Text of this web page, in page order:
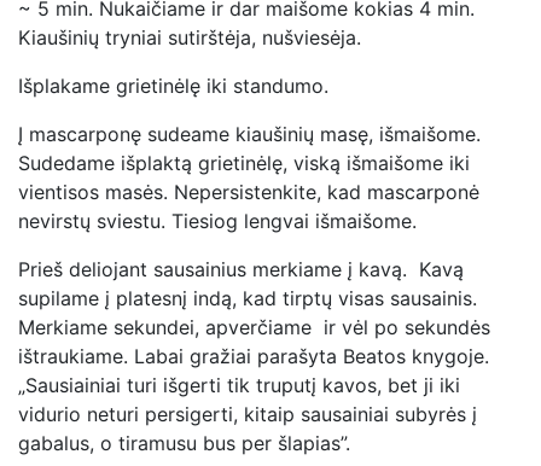
~ 5 min. Nukaičiame ir dar maišome kokias 4 min.
Kiaušinių tryniai sutirštėja, nušviesėja.
Išplakame grietinėlę iki standumo.
Į mascarponę sudeame kiaušinių masę, išmaišome.
Sudedame išplaktą grietinėlę, viską išmaišome iki
vientisos masės. Nepersistenkite, kad mascarponė
nevirstų sviestu. Tiesiog lengvai išmaišome.
Prieš deliojant sausainius merkiame į kavą. Kavą
supilame į platesnį indą, kad tirptų visas sausainis.
Merkiame sekundei, apverčiame ir vėl po sekundės
ištraukiame. Labai gražiai parašyta Beatos knygoje.
„Sausiainiai turi išgerti tik truputį kavos, bet ji iki
vidurio neturi persigerti, kitaip sausainiai subyrės į
gabalus, o tiramusu bus per šlapias”.